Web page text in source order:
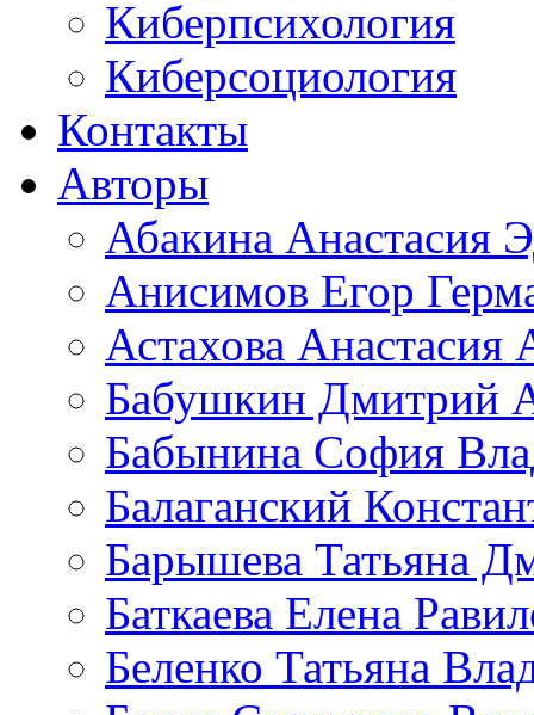
Киберпсихология
Киберсоциология
Контакты
Авторы
Абакина Анастасия
Анисимов Егор
Астахова Анастасия
Бабушкин Дмитрий
Бабынина София
Балаганский
Барышева Татьяна
Баткаева Елена
Беленко Татьяна